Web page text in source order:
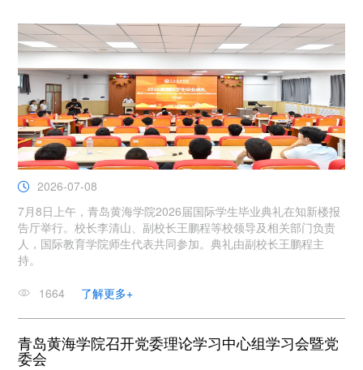
2026-07-08
7月8日上午，青岛黄海学院2026届国际学生毕业典礼在知新楼报
告厅举行。校长李清山、副校长王鹏程等校领导及相关部门负责
人，国际教育学院师生代表共同参加。典礼由副校长王鹏程主
持。
1664 了解更多+
青岛黄海学院召开党委理论学习中心组学习会暨党
委会